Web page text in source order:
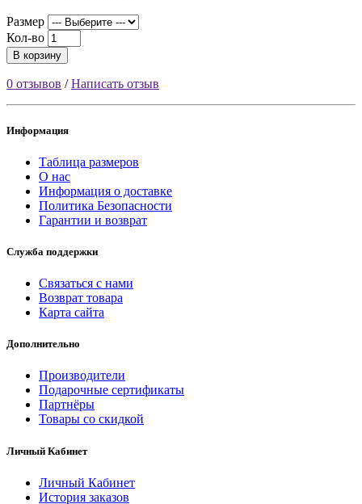
Размер
Кол-во
В корзину
0 отзывов /Написать отзыв
Информация
Таблица размеров
О нас
Информация о доставке
Политика Безопасности
Гарантии и возврат
Служба поддержки
Связаться с нами
Возврат товара
Карта сайта
Дополнительно
Производители
Подарочные сертификаты
Партнёры
Товары со скидкой
Личный Кабинет
Личный Кабинет
История заказов